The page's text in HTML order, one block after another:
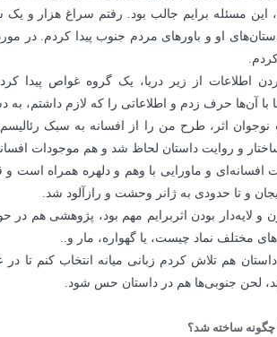
این مسئله برایم جالب بود. رفتم سراغ هزار و
او و باورهای مردم جنوب پیدا کردم. در
اطلاعات از زیر دریا، یک گروه غواص
آن‌ها حرف زدم و اطلاعاتی را که لازم داشتم،
اثر، طرح من را از افسانه به سبک
و روایت داستان لحاظ شد و هم موجودات
افسانه‌ای و ماورایی با وهم و دلهره همراه است و
و تا حدودی به ژانر وحشت و رازآلود شد.
و لایه‌دار بودن اثربرایم مهم بود، پژوهشی هم در
مختلف نماد چیست، یا گهواره، مار و..
هم تلاش کردم زبانی میانه انتخاب کنم تا
لحن جنوبی‌ها هم در داستان حس شود.
چگونه ساخته شد؟